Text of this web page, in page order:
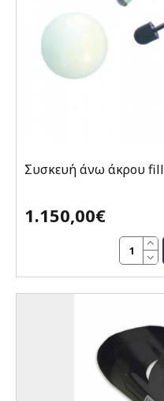
Συσκευή άνω άκρου
1.150,00€